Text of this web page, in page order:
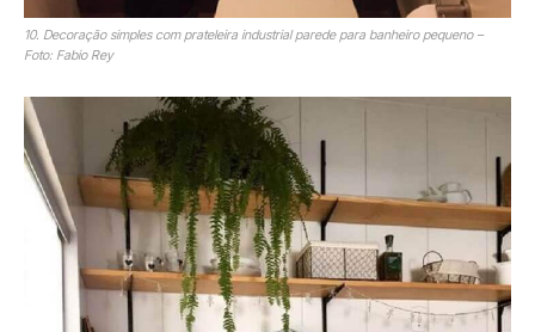
10. Decoração simples com prateleira industrial parede para banheiro pequeno –
Foto: Fabio Rey